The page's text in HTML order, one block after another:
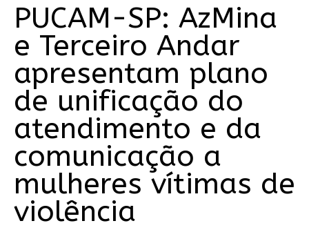
PUCAM-SP: AzMina
e Terceiro Andar
apresentam plano
de unificação do
atendimento e da
comunicação a
mulheres vítimas de
violência